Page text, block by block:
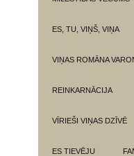
ES, TU, VIŅŠ, VIŅA
VIŅAS ROMĀNA
REINKARNĀCIJA
VĪRIEŠI VIŅAS DZĪVĒ
ES TIEVĒJU